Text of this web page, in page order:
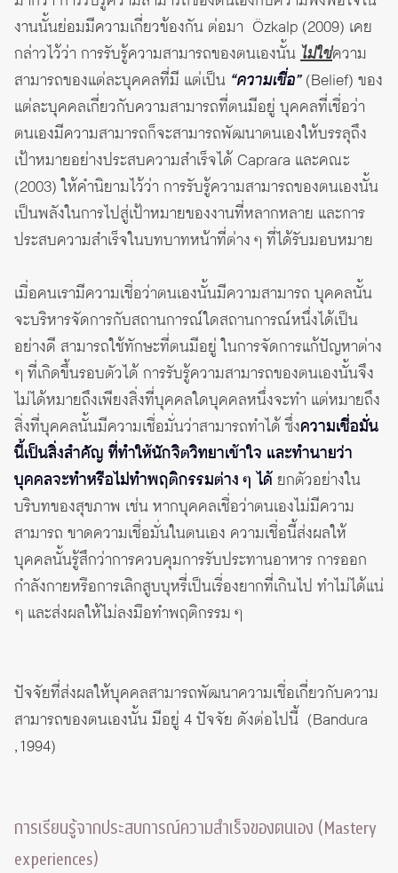
งานนั้นย่อมมีความเกี่ยวข้องกัน ต่อมา Özkalp (2009) เคย
กล่าวไว้ว่า การรับรู้ความสามารถของตนเองนั้นไม่ใช่ความ
สามารถของแต่ละบุคคลที่มี แต่เป็น “ความเชื่อ”(Belief) ของ
แต่ละบุคคลเกี่ยวกับความสามารถที่ตนมีอยู่ บุคคลที่เชื่อว่า
ตนเองมีความสามารถก็จะสามารถพัฒนาตนเองให้บรรลุถึง
เป้าหมายอย่างประสบความสำเร็จได้ Caprara และคณะ
(2003) ให้คำนิยามไว้ว่า การรับรู้ความสามารถของตนเองนั้น
เป็นพลังในการไปสู่เป้าหมายของงานที่หลากหลาย และการ
ประสบความสำเร็จในบทบาทหน้าที่ต่าง ๆ ที่ได้รับมอบหมาย
เมื่อคนเรามีความเชื่อว่าตนเองนั้นมีความสามารถ บุคคลนั้น
จะบริหารจัดการกับสถานการณ์ใดสถานการณ์หนึ่งได้เป็น
อย่างดี สามารถใช้ทักษะที่ตนมีอยู่ ในการจัดการแก้ปัญหาต่าง
ๆ ที่เกิดขึ้นรอบตัวได้ การรับรู้ความสามารถของตนเองนั้นจึง
ไม่ได้หมายถึงเพียงสิ่งที่บุคคลใดบุคคลหนึ่งจะทำ แต่หมายถึง
สิ่งที่บุคคลนั้นมีความเชื่อมั่นว่าสามารถทำได้ ซึ่งความเชื่อมั่น
นี้เป็นสิ่งสำคัญ ที่ทำให้นักจิตวิทยาเข้าใจ และทำนายว่า
บุคคลจะทำหรือไม่ทำพฤติกรรมต่าง ๆ ได้ยกตัวอย่างใน
บริบทของสุขภาพ เช่น หากบุคคลเชื่อว่าตนเองไม่มีความ
สามารถ ขาดความเชื่อมั่นในตนเอง ความเชื่อนี้ส่งผลให้
บุคคลนั้นรู้สึกว่าการควบคุมการรับประทานอาหาร การออก
กำลังกายหรือการเลิกสูบบุหรี่เป็นเรื่องยากที่เกินไป ทำไม่ได้แน่
ๆ และส่งผลให้ไม่ลงมือทำพฤติกรรม ๆ
ปัจจัยที่ส่งผลให้บุคคลสามารถพัฒนาความเชื่อเกี่ยวกับความ
สามารถของตนเองนั้น มีอยู่ 4 ปัจจัย ดังต่อไปนี้ (Bandura
,1994)
การเรียนรู้จากประสบการณ์ความสำเร็จของตนเอง (Mastery
experiences)